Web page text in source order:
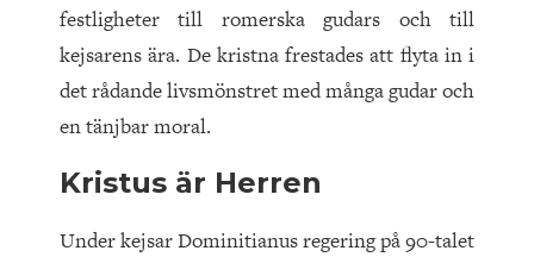
festligheter till romerska gudars och till
kejsarens ära. De kristna frestades att flyta in i
det rådande livsmönstret med många gudar och
en tänjbar moral.
Kristus är Herren
Under kejsar Dominitianus regering på 90-talet